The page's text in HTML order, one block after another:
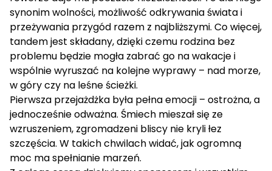
synonim wolności, możliwość odkrywania świata i
przeżywania przygód razem z najbliższymi. Co więcej,
tandem jest składany, dzięki czemu rodzina bez
problemu będzie mogła zabrać go na wakacje i
wspólnie wyruszać na kolejne wyprawy – nad morze,
w góry czy na leśne ścieżki.
Pierwsza przejażdżka była pełna emocji – ostrożna, a
jednocześnie odważna. Śmiech mieszał się ze
wzruszeniem, zgromadzeni bliscy nie kryli łez
szczęścia. W takich chwilach widać, jak ogromną
moc ma spełnianie marzeń.